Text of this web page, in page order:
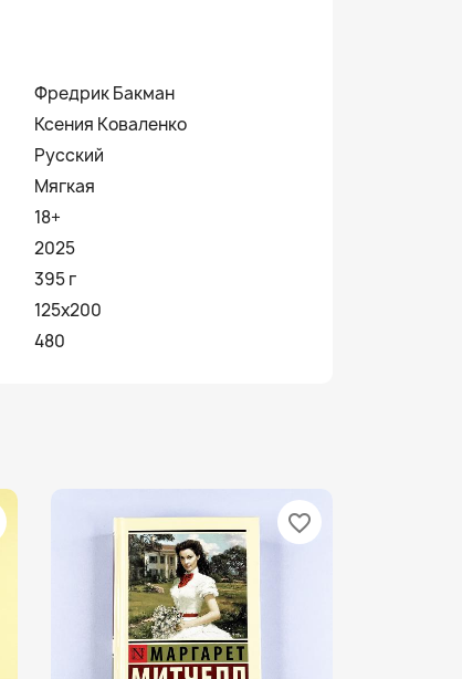
Фредрик Бакман
Ксения Коваленко
Русский
Мягкая
18+
2025
395 г
125х200
480
favorite_border